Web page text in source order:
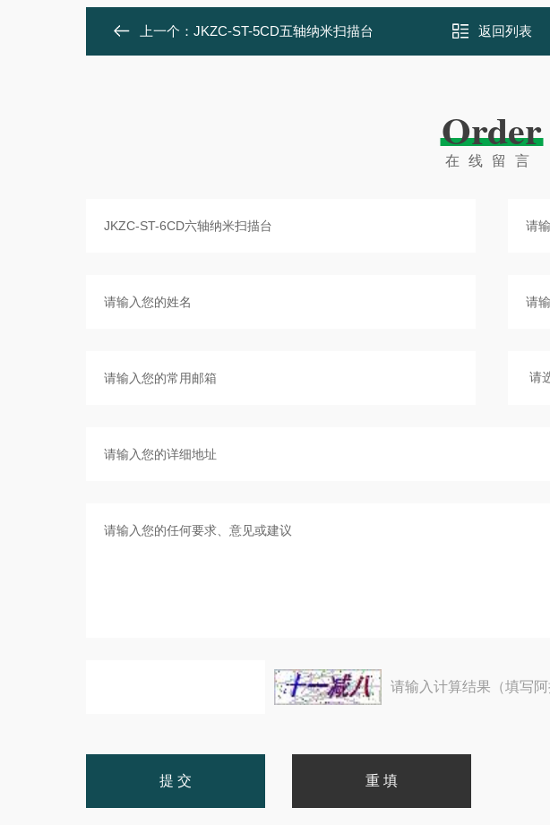
上一个： JKZC-ST-5CD五轴纳米扫描台 返回列表
Order
在线留言
请输入计算结果（填写